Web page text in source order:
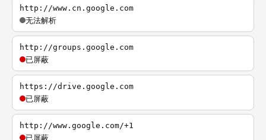
http://www.cn.google.com
无法解析
http://groups.google.com
已屏蔽
https://drive.google.com
已屏蔽
http://www.google.com/+1
已屏蔽